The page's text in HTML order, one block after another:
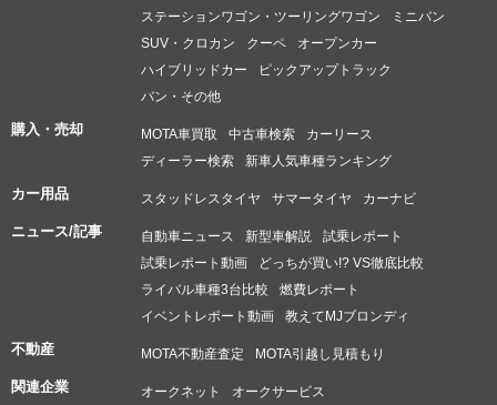
ステーションワゴン・ツーリングワゴン
ミニバン
SUV・クロカン
クーペ
オープンカー
ハイブリッドカー
ピックアップトラック
バン・その他
購入・売却 MOTA車買取 中古車検索
カーリース
ディーラー検索
新車人気車種ランキング
カー用品 スタッドレスタイヤ サマータイヤ カーナビ
ニュース/記事 自動車ニュース 新型車解説
試乗レポート
試乗レポート動画
どっちが買い!? VS徹底比較
ライバル車種3台比較
燃費レポート
イベントレポート動画
教えてMJブロンディ
不動産 MOTA不動産査定 MOTA引越し見積もり
関連企業 オークネット
オークサービス